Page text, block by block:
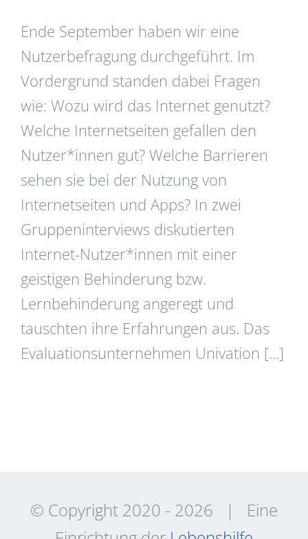
Ende September haben wir eine
Nutzerbefragung durchgeführt. Im
Vordergrund standen dabei Fragen
wie: Wozu wird das Internet genutzt?
Welche Internetseiten gefallen den
Nutzer*innen gut? Welche Barrieren
sehen sie bei der Nutzung von
Internetseiten und Apps? In zwei
Gruppeninterviews diskutierten
Internet-Nutzer*innen mit einer
geistigen Behinderung bzw.
Lernbehinderung angeregt und
tauschten ihre Erfahrungen aus. Das
Evaluationsunternehmen Univation [...]
© Copyright 2020 - 2026 | Eine